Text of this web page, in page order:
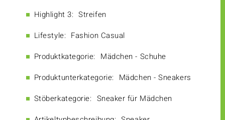
Highlight 3: Streifen
Lifestyle: Fashion Casual
Produktkategorie: Mädchen - Schuhe
Produktunterkategorie: Mädchen - Sneakers
Stöberkategorie: Sneaker für Mädchen